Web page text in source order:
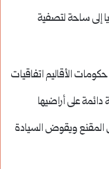
إلى ساحة لتصفية
الأقاليم اتفاقيات
على أراضيها
المقنع ويقوض السيادة